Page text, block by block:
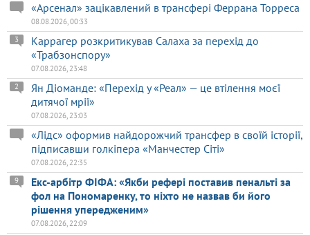
«Арсенал» зацікавлений в трансфері Феррана Торреса
08.08.2026, 00:33
Каррагер розкритикував Салаха за перехід до
«Трабзонспору»
3
07.08.2026, 23:48
Ян Діоманде: «Перехід у «Реал» — це втілення моєї
дитячої мрії»
2
07.08.2026, 23:03
«Лідс» оформив найдорожчий трансфер в своїй історії,
підписавши голкіпера «Манчестер Сіті»
07.08.2026, 22:35
Екс-арбітр ФІФА: «Якби рефері поставив пенальті за
фол на Пономаренку, то ніхто не назвав би його
рішення упередженим»
9
07.08.2026, 22:09